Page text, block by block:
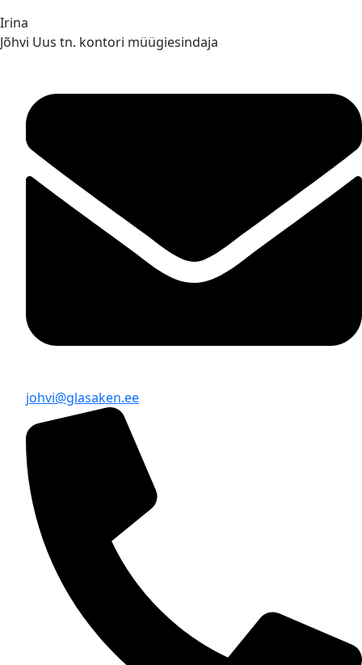
Irina
Jõhvi Uus tn. kontori müügiesindaja
johvi@glasaken.ee